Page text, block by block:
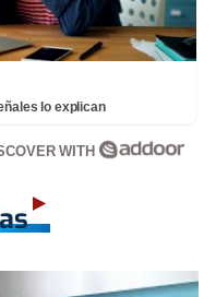
lo explican
WITH